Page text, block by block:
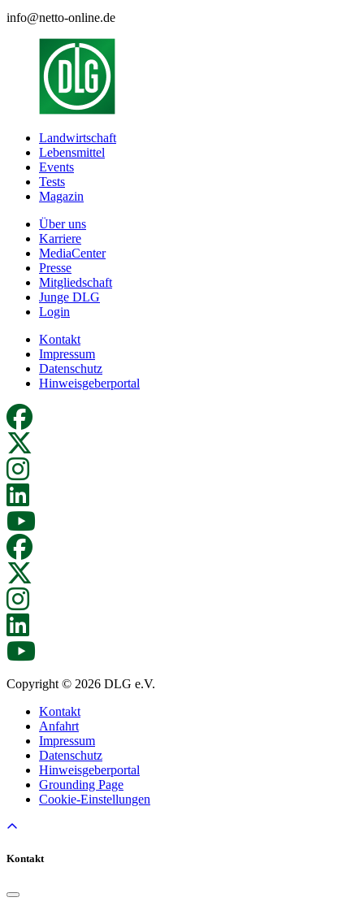
info@netto-online.de
Landwirtschaft
Lebensmittel
Events
Tests
Magazin
Über uns
Karriere
MediaCenter
Presse
Mitgliedschaft
Junge DLG
Login
Kontakt
Impressum
Datenschutz
Hinweisgeberportal
Copyright © 2026 DLG e.V.
Kontakt
Anfahrt
Impressum
Datenschutz
Hinweisgeberportal
Grounding Page
Cookie-Einstellungen
Kontakt